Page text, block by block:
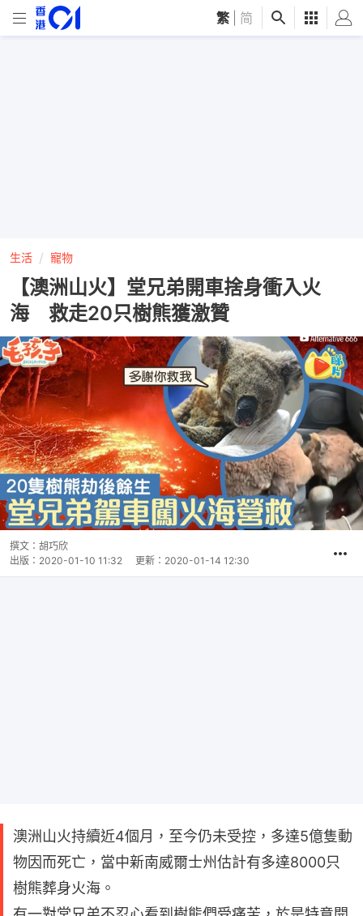
繁 简
生活 寵物
【澳洲山火】堂兄弟開車捨身衝入火
海 救走20只樹熊獲激贊
撰文： 胡巧欣
出版： 2020-01-10 11:32 更新： 2020-01-14 12:30
澳洲山火持續近4個月，至今仍未受控，多達5億隻動
物因而死亡，當中新南威爾士州估計有多達8000只
樹熊葬身火海。